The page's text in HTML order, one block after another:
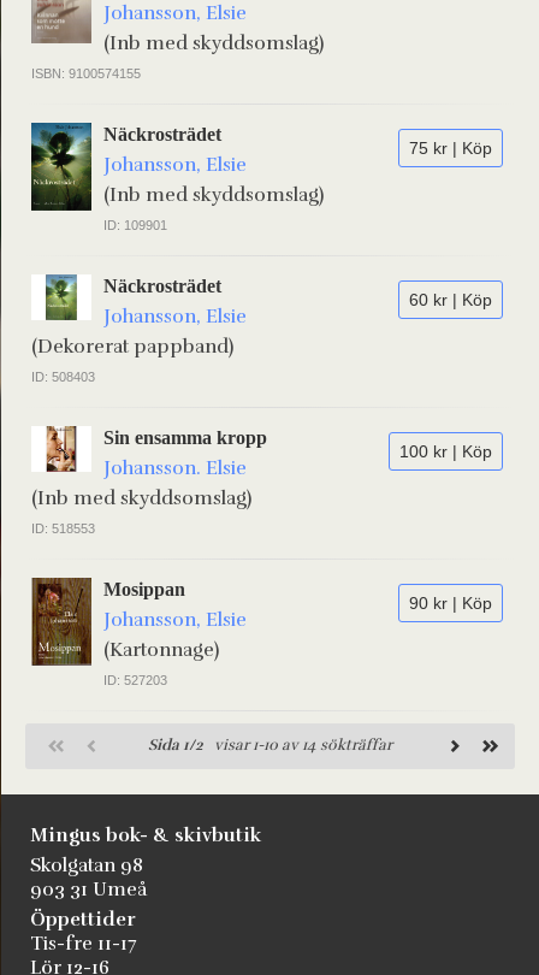
Johansson, Elsie
(Inb med skyddsomslag)
ISBN: 9100574155
75 kr | Köp
Näckrosträdet
Johansson, Elsie
(Inb med skyddsomslag)
ID: 109901
60 kr | Köp
Näckrosträdet
Johansson, Elsie
(Dekorerat pappband)
ID: 508403
100 kr | Köp
Sin ensamma kropp
Johansson. Elsie
(Inb med skyddsomslag)
ID: 518553
90 kr | Köp
Mosippan
Johansson, Elsie
(Kartonnage)
ID: 527203
Sida 1/2 visar 1-10 av 14 sökträffar
Mingus bok- & skivbutik
Skolgatan 98
903 31 Umeå
Öppettider
Tis-fre 11-17
Lör 12-16